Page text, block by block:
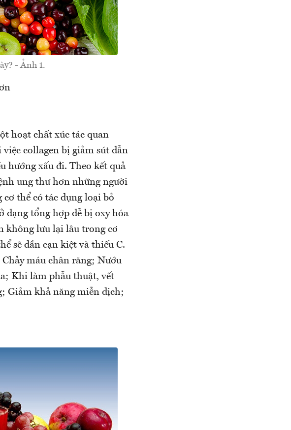
- Ảnh 1.
hoạt chất xúc tác quan
collagen bị giảm sút dẫn
hướng xấu đi. Theo kết quả
ung thư hơn những người
thể có tác dụng loại bỏ
tổng hợp dễ bị oxy hóa
không lưu lại lâu trong cơ
sẽ dần cạn kiệt và thiếu C.
máu chân răng; Nướu
Khi làm phẫu thuật, vết
Giảm khả năng miễn dịch;